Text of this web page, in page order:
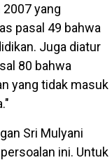
yang
pasal 49 bahwa
Juga diatur
80 bahwa
yang tidak masuk
Sri Mulyani
ini. Untuk